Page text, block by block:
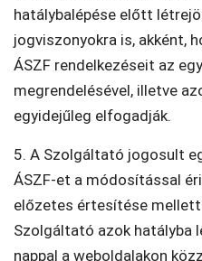
hatálybalépése előtt
jogviszonyokra is, akként,
ÁSZF rendelkezéseit az
megrendelésével, illetve
egyidejűleg elfogadják.
5. A Szolgáltató jogosult
ÁSZF-et a módosítással
előzetes értesítése
Szolgáltató azok hatályba
nappal a weboldalakon